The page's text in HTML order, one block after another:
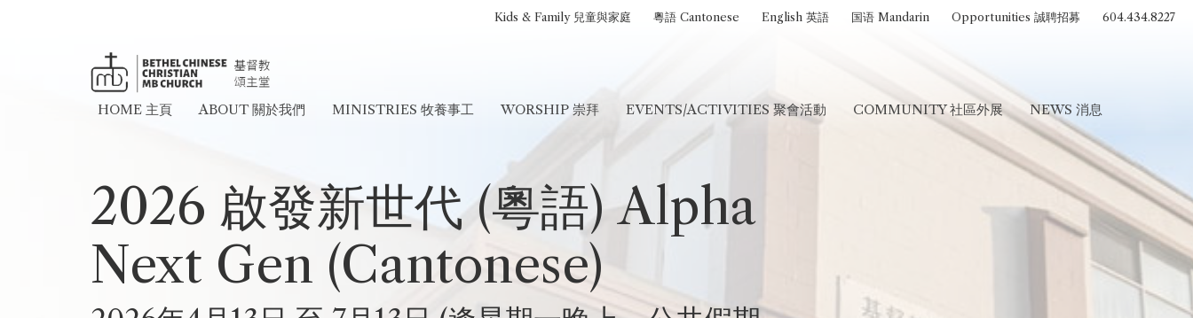
Kids & Family 兒童與家庭 粵語 Cantonese English 英語 国语 Mandarin Opportunities 誠聘招募 604.434.8227
HOME 主頁 ABOUT 關於我們 MINISTRIES 牧養事工 WORSHIP 崇拜 EVENTS/ACTIVITIES 聚會活動 COMMUNITY 社區外展 NEWS 消息
2026 啟發新世代 (粵語) Alpha
Next Gen (Cantonese)